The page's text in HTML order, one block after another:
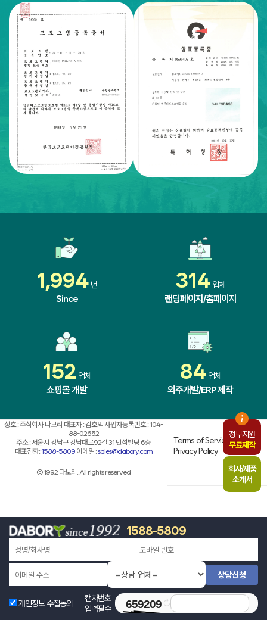
정부지원
무료제작
회사/제품
소개서
1,994 년
Since
314 업체
랜딩페이지/홈페이지
152 업체
쇼핑몰 개발
84업체
외주개발/ERP 제작
상호 : 주식회사 다보리 대표자 : 김호익 사업자등록번호 : 104-
88-02652
주소 : 서울시 강남구 강남대로92길 31 민석빌딩 6층
대표전화:1588-5809 이메일 :sales@dabory.com
© 1992 다보리. All rights reserved
Terms of Service
Privacy Policy
1588-5809
상담신청
개인정보 수집동의
캡차번호
입력필수
↻